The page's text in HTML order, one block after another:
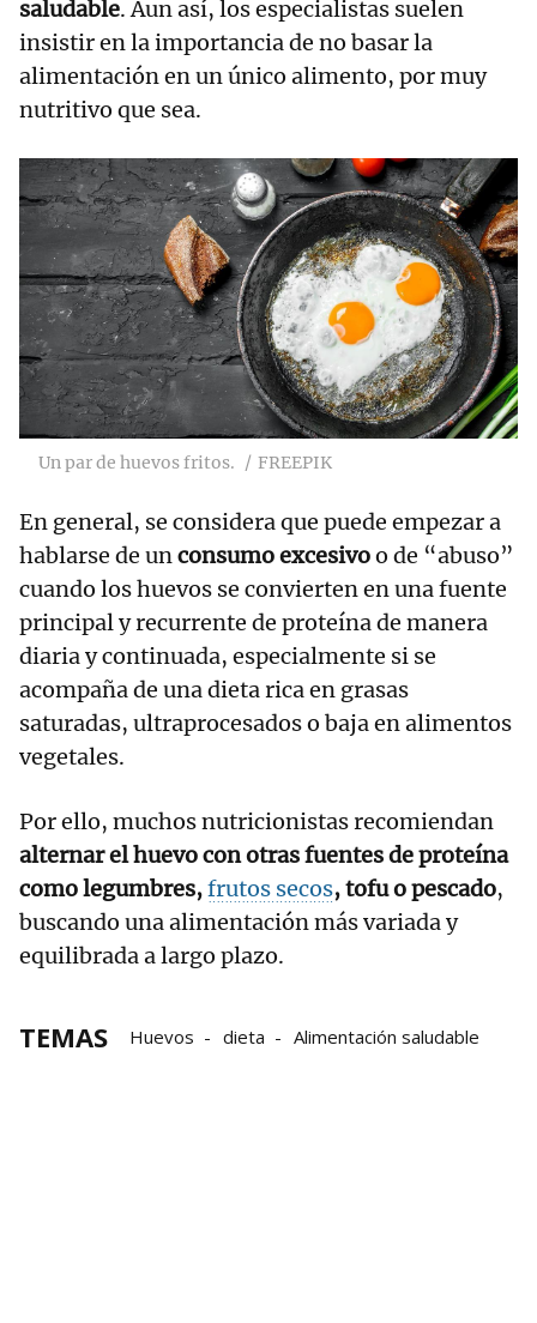
saludable. Aun así, los especialistas suelen
insistir en la importancia de no basar la
alimentación en un único alimento, por muy
nutritivo que sea.
Un par de huevos fritos. FREEPIK
En general, se considera que puede empezar a
hablarse de unconsumo excesivoo de “abuso”
cuando los huevos se convierten en una fuente
principal y recurrente de proteína de manera
diaria y continuada, especialmente si se
acompaña de una dieta rica en grasas
saturadas, ultraprocesados o baja en alimentos
vegetales.
Por ello, muchos nutricionistas recomiendan
alternar el huevo con otras fuentes de proteína
como legumbres,frutos secos, tofu o pescado,
buscando una alimentación más variada y
equilibrada a largo plazo.
TEMAS Huevos dieta Alimentación saludable